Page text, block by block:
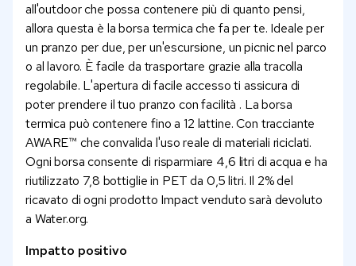
all'outdoor che possa contenere più di quanto pensi,
allora questa è la borsa termica che fa per te. Ideale per
un pranzo per due, per un'escursione, un picnic nel parco
o al lavoro. È facile da trasportare grazie alla tracolla
regolabile. L'apertura di facile accesso ti assicura di
poter prendere il tuo pranzo con facilità . La borsa
termica può contenere fino a 12 lattine. Con tracciante
AWARE™ che convalida l'uso reale di materiali riciclati.
Ogni borsa consente di risparmiare 4,6 litri di acqua e ha
riutilizzato 7,8 bottiglie in PET da 0,5 litri. Il 2% del
ricavato di ogni prodotto Impact venduto sarà devoluto
a Water.org.
Impatto positivo